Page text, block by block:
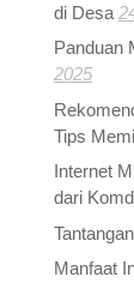
di Desa
Panduan
2025
Tips
Internet
dari
Manfaat